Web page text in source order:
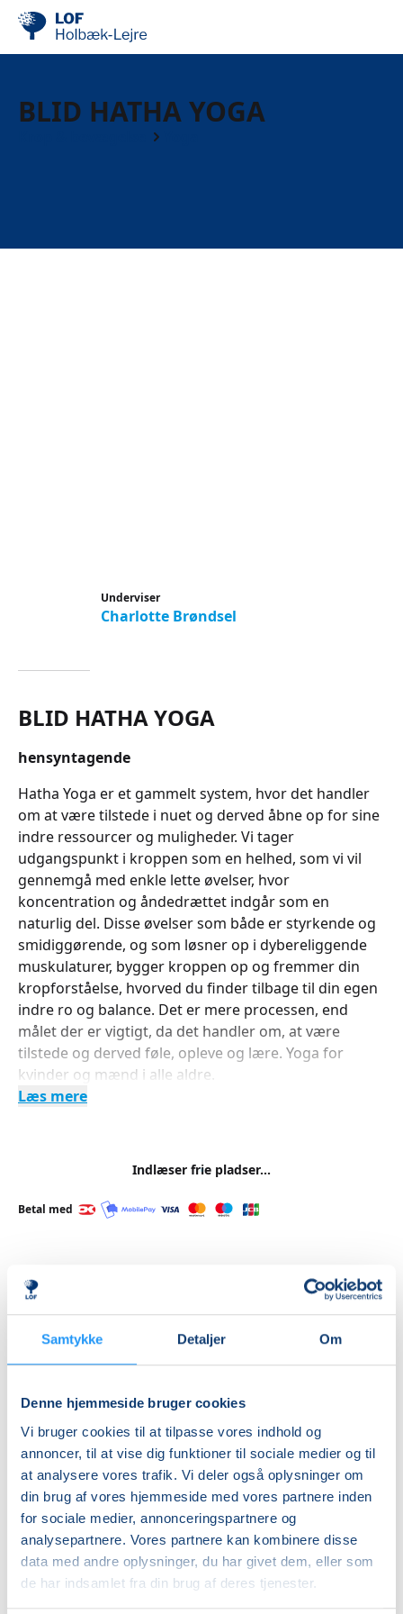
Samtykke Detaljer Om
Denne hjemmeside bruger cookies
Vi bruger cookies til at tilpasse vores indhold og
annoncer, til at vise dig funktioner til sociale medier og til
at analysere vores trafik. Vi deler også oplysninger om
din brug af vores hjemmeside med vores partnere inden
for sociale medier, annonceringspartnere og
analysepartnere. Vores partnere kan kombinere disse
data med andre oplysninger, du har givet dem, eller som
de har indsamlet fra din brug af deres tjenester.
BLID HATHA YOGA
Underviser
Charlotte Brøndsel
BLID HATHA YOGA
hensyntagende
Hatha Yoga er et gammelt system, hvor det handler
om at være tilstede i nuet og derved åbne op for sine
indre ressourcer og muligheder. Vi tager
udgangspunkt i kroppen som en helhed, som vi vil
gennemgå med enkle lette øvelser, hvor
koncentration og åndedrættet indgår som en
naturlig del. Disse øvelser som både er styrkende og
smidiggørende, og som løsner op i dybereliggende
muskulaturer, bygger kroppen op og fremmer din
kropforståelse, hvorved du finder tilbage til din egen
indre ro og balance. Det er mere processen, end
målet der er vigtigt, da det handler om, at være
tilstede og derved føle, opleve og lære. Yoga for
kvinder og mænd i alle aldre.
Læs mere
Indlæser frie pladser...
Betal med
Priser
Hensyntagende
Info
Nummer
462158
Første mødegang
mandag 24.08.2026, kl. 14.00 - 15.30
Sidste mødegang